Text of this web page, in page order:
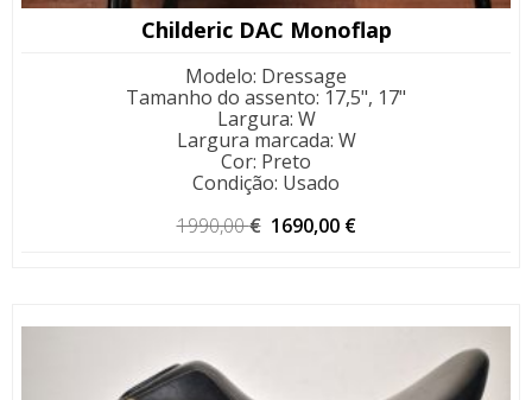
Childeric DAC Monoflap
Modelo: Dressage
Tamanho do assento: 17,5", 17"
Largura: W
Largura marcada: W
Cor: Preto
Condição: Usado
1990,00€ O
1690,00 €